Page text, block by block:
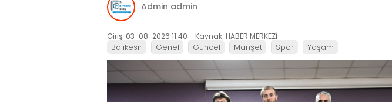
Admin admin
Giriş: 03-08-2026 11:40 Kaynak: HABER MERKEZİ
Balıkesir Genel Güncel Manşet Spor Yaşam